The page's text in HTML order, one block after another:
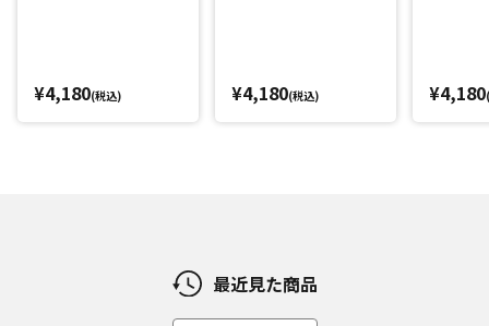
¥4,180(税込) ¥4,180(税込) ¥4,180
最近見た商品